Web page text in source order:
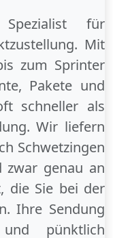
für
Mit
zum Sprinter
Pakete und
schneller als
Wir liefern
Schwetzingen
zwar genau an
die Sie bei der
Ihre Sendung
pünktlich